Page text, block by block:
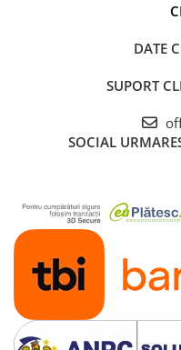
DATE
SUPORT
SOCIAL